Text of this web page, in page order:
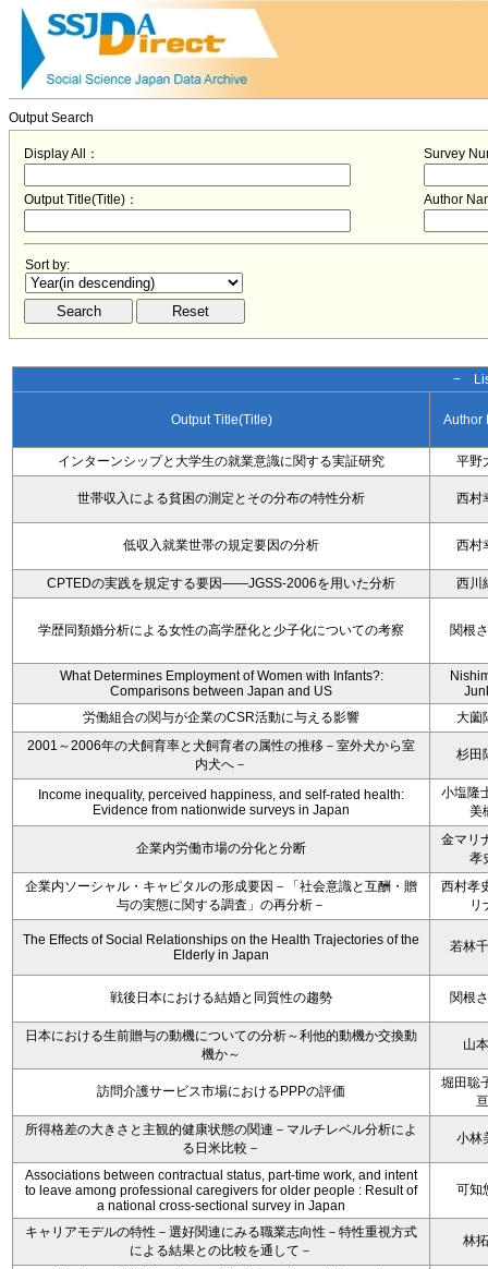
Output Search
Display All： Survey
Output Title(Title)： Author
Sort by:
−
Output Title(Title) Author
インターンシップと大学生の就業意識に関する実証研究 平野
世帯収入による貧困の測定とその分布の特性分析 西村
低収入就業世帯の規定要因の分析 西村
CPTEDの実践を規定する要因――JGSS-2006を用いた分析 西川
学歴同類婚分析による女性の高学歴化と少子化についての考察 関根
What Determines Employment of Women with Infants?:
Comparisons between Japan and US
労働組合の関与が企業のCSR活動に与える影響
大薗
2001～2006年の犬飼育率と犬飼育者の属性の推移－室外犬から室
内犬へ－
杉田
Income inequality, perceived happiness, and self-rated health:
Evidence from nationwide surveys in Japan
小塩隆
美
企業内労働市場の分化と分断
金マリ
孝
企業内ソーシャル・キャピタルの形成要因－「社会意識と互酬・贈
与の実態に関する調査」の再分析－
西村孝
リ
The Effects of Social Relationships on the Health Trajectories of the
Elderly in Japan
若林
戦後日本における結婚と同質性の趨勢 関根
日本における生前贈与の動機についての分析～利他的動機か交換動
機か～
山
訪問介護サービス市場におけるPPPの評価
堀田聡
亘
所得格差の大きさと主観的健康状態の関連－マルチレベル分析によ
る日米比較－
小林
Associations between contractual status, part-time work, and intent
to leave among professional caregivers for older people : Result of
a national cross-sectional survey in Japan
可知
キャリアモデルの特性－選好関連にみる職業志向性－特性重視方式
による結果との比較を通して－
林